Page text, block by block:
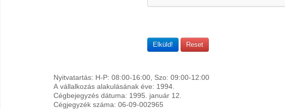
Elküld! Reset
Nyitvatartás: H-P: 08:00-16:00, Szo: 09:00-12:00
A vállalkozás alakulásának éve: 1994.
Cégbejegyzés dátuma: 1995. január 12.
Cégjegyzék száma: 06-09-002965